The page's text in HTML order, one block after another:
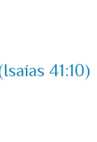
41:10)